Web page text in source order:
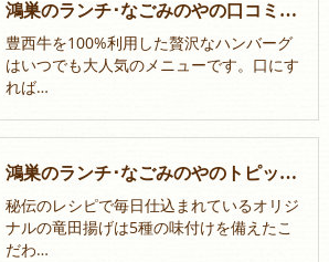
鴻巣のランチ･なごみのやの口コミ情報
豊西牛を100%利用した贅沢なハンバーグ
はいつでも大人気のメニューです。口にす
れば…
鴻巣のランチ･なごみのやのトピックス
秘伝のレシピで毎日仕込まれているオリジ
ナルの竜田揚げは5種の味付けを備えたこ
だわ…